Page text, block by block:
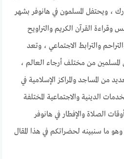
، ويحتفل المسلمون في هانوفر بشهر
القرآن الكريم والتراويح
والترابط الاجتماعي ، وتعد
المسلمين من مختلف أرجاء العالم ،
من المساجد والمراكز الإسلامية في
الدينية والاجتماعية المختلفة
الصلاة والإفطار في هانوفر
وهو ما سنبينه لحضراتكم في هذا المقال